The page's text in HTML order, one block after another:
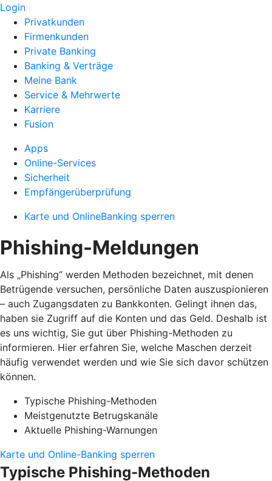
Login
Privatkunden
Firmenkunden
Private Banking
Banking & Verträge
Meine Bank
Service & Mehrwerte
Karriere
Fusion
Apps
Online-Services
Sicherheit
Empfängerüberprüfung
Karte und OnlineBanking sperren
Phishing-Meldungen
Als „Phishing“ werden Methoden bezeichnet, mit denen
Betrügende versuchen, persönliche Daten auszuspionieren
– auch Zugangsdaten zu Bankkonten. Gelingt ihnen das,
haben sie Zugriff auf die Konten und das Geld. Deshalb ist
es uns wichtig, Sie gut über Phishing-Methoden zu
informieren. Hier erfahren Sie, welche Maschen derzeit
häufig verwendet werden und wie Sie sich davor schützen
können.
Typische Phishing-Methoden
Meistgenutzte Betrugskanäle
Aktuelle Phishing-Warnungen
Karte und Online-Banking sperren
Typische Phishing-Methoden